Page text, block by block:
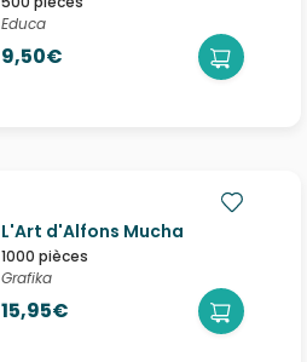
Educa
9,50€
L'Art d'Alfons Mucha
1000 pièces
Grafika
15,95€